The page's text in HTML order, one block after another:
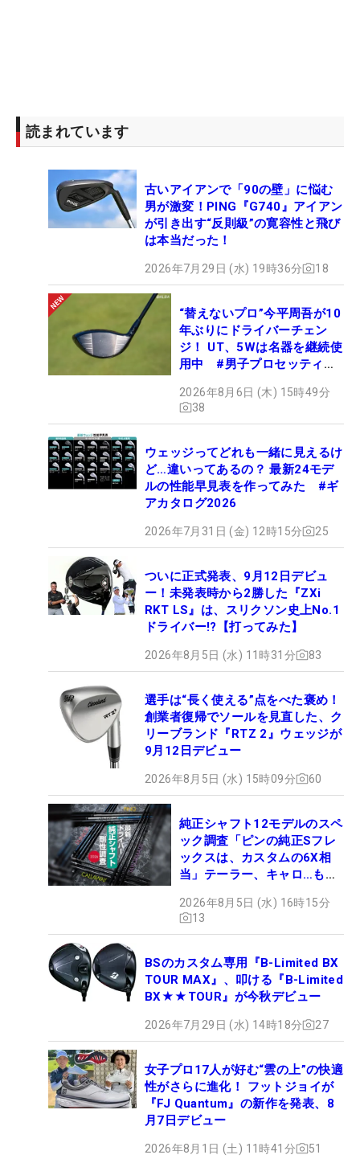
読まれています
古いアイアンで「90の壁」に悩む
男が激変！PING『G740』アイアン
が引き出す“反則級”の寛容性と飛び
は本当だった！
2026年7月29日 (水) 19時36分 18
“替えないプロ”今平周吾が10
年ぶりにドライバーチェン
ジ！ UT、5Wは名器を継続使
用中 #男子プロセッティン
2026年8月6日 (木) 15時49分
38
ウェッジってどれも一緒に見えるけ
ど…違いってあるの？ 最新24モデ
ルの性能早見表を作ってみた #ギ
アカタログ2026
2026年7月31日 (金) 12時15分 25
ついに正式発表、9月12日デビュ
ー！未発表時から2勝した『ZXi
RKT LS』は、スリクソン史上No.1
ドライバー!?【打ってみた】
2026年8月5日 (水) 11時31分 83
選手は“長く使える”点をべた褒め！
創業者復帰でソールを見直した、ク
リーブランド『RTZ 2』ウェッジが
9月12日デビュー
2026年8月5日 (水) 15時09分 60
純正シャフト12モデルのスペ
ック調査「ピンの純正Sフレ
ックスは、カスタムの6X相
当」テーラー、キャロ…もチ
2026年8月5日 (水) 16時15分
13
BSのカスタム専用『B-Limited BX
TOUR MAX』、叩ける『B-Limited
BX★★TOUR』が今秋デビュー
2026年7月29日 (水) 14時18分 27
女子プロ17人が好む“雲の上”の快適
性がさらに進化！ フットジョイが
『FJ Quantum』の新作を発表、8
月7日デビュー
2026年8月1日 (土) 11時41分 51